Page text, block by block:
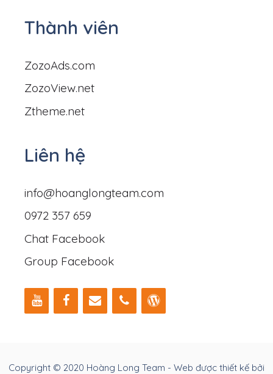
Thành viên
ZozoAds.com
ZozoView.net
Ztheme.net
Liên hệ
info@hoanglongteam.com
0972 357 659
Chat Facebook
Group Facebook
Copyright © 2020 Hoàng Long Team - Web được thiết kế bởi